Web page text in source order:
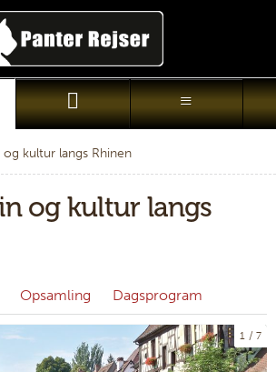
kultur langs Rhinen
og kultur langs
Opsamling Dagsprogram
1 7